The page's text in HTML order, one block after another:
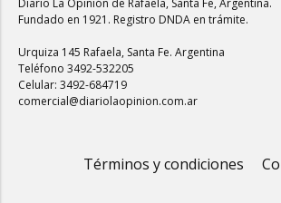
Fundado en 1921. Registro DNDA en trámite.
Urquiza 145 Rafaela, Santa Fe. Argentina
Teléfono 3492-532205
Celular: 3492-684719
comercial@diariolaopinion.com.ar
Términos y condiciones